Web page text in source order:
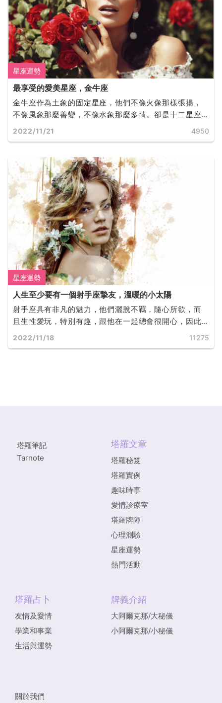
星座運勢
最享受的愛美星座，金牛座
金牛座作為土象的固定星座，他們不像火像那樣張揚，
不像風象那麼善變，不像水象那麼多情。卻是十二星座
中最有品味的星座。他們活的十分驕傲又十分務實，愛
2022/11/21 4950
星座運勢
人生至少要有一個射手座摯友，溫暖的小太陽
射手座具有非凡的魅力，他們灑脫不羈，隨心所欲，而
且生性愛玩，特別有趣，跟他在一起總會很開心，因此
他們具有很好的人緣，也非常受歡迎，受到很多人的喜
2022/11/18 11275
塔羅筆記
Tarnote
塔羅文章
塔羅秘笈
塔羅實例
趣味時事
愛情診療室
塔羅牌陣
心理測驗
星座運勢
熱門活動
塔羅占卜
友情及愛情
學業和事業
生活與運勢
牌義介紹
大阿爾克那/大秘儀
小阿爾克那/小秘儀
關於我們